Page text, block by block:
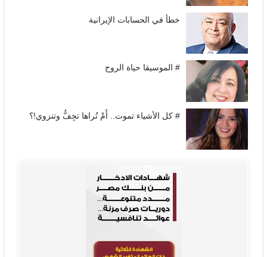
خطأ في الحسابات الإيرانية
# الموسيقا حياة الروح
# كل الأشياء تموت.. أَمْ تُراها تجِفُّ وتنزوي!؟